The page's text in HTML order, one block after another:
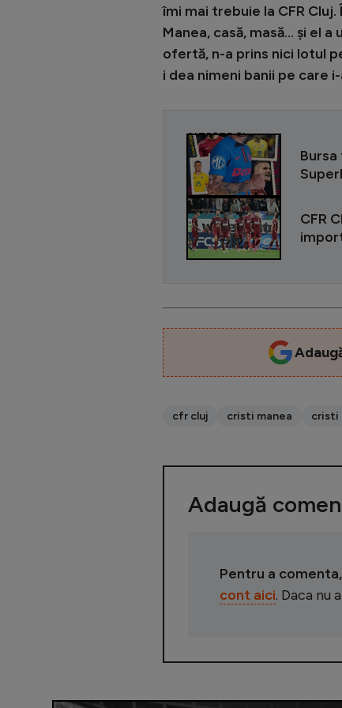
îmi mai trebuie la CFR
Manea, casă, masă… și el
ofertă, n-a prins nici lotul
i dea nimeni banii pe care
CITEȘTE ȘI
CFR
cfr cluj cristi manea cristi
Adaugă
Pentru a
cont aici. Daca nu